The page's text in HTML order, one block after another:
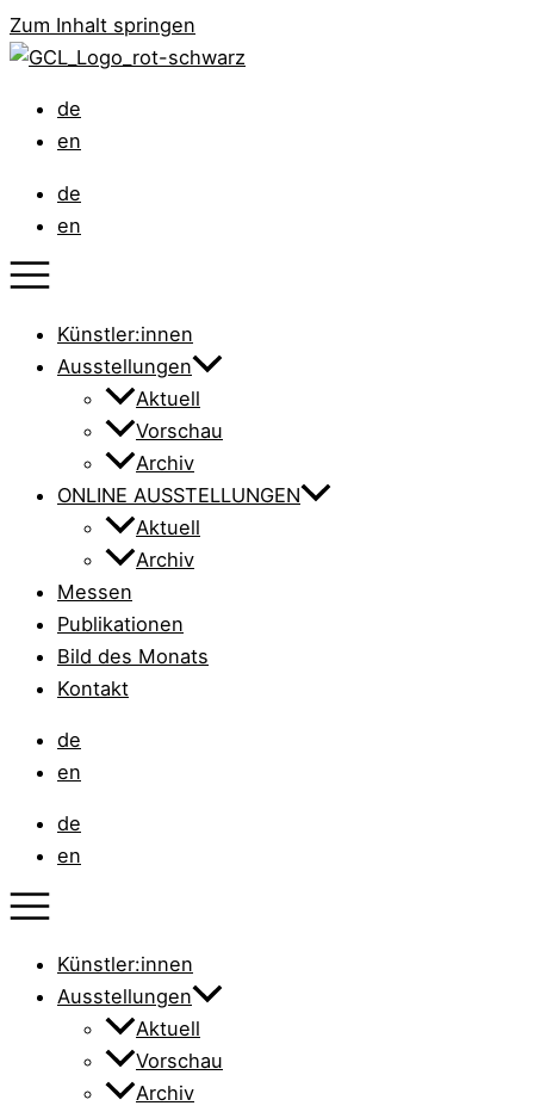
Zum Inhalt springen
de
en
de
en
Künstler:innen
Ausstellungen
Aktuell
Vorschau
Archiv
ONLINE AUSSTELLUNGEN
Aktuell
Archiv
Messen
Publikationen
Bild des Monats
Kontakt
de
en
de
en
Künstler:innen
Ausstellungen
Aktuell
Vorschau
Archiv